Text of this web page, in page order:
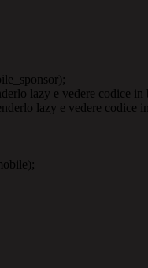
lazy e vedere codice in
lazy e vedere codice